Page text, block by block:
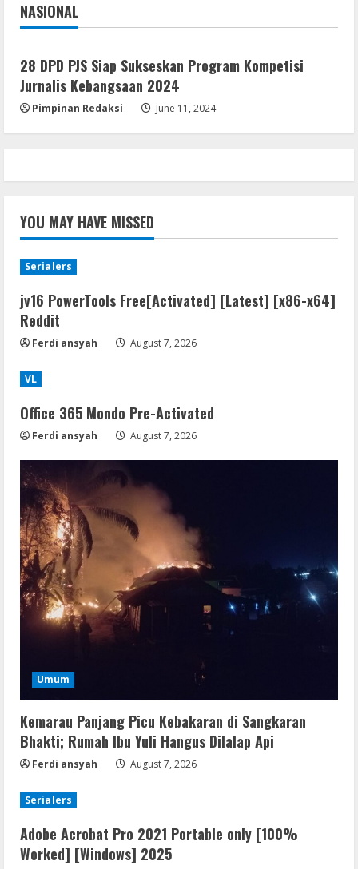
5
Image .tоr𝚛еnt
August 7, 2026
NASIONAL
Jakarta
28 DPD PJS Siap Sukseskan Program Kompetisi
Jurnalis Kebangsaan 2024
Pimpinan Redaksi June 11, 2024
YOU MAY HAVE MISSED
Serialers
jv16 PowerTools Free[Activated] [Latest] [x86-x64]
Reddit
Ferdi ansyah August 7, 2026
VL
Office 365 Mondo Pre-Activated
Ferdi ansyah August 7, 2026
Umum
Kemarau Panjang Picu Kebakaran di Sangkaran
Bhakti; Rumah Ibu Yuli Hangus Dilalap Api
Ferdi ansyah August 7, 2026
Serialers
Adobe Acrobat Pro 2021 Portable only [100%
Worked] [Windows] 2025